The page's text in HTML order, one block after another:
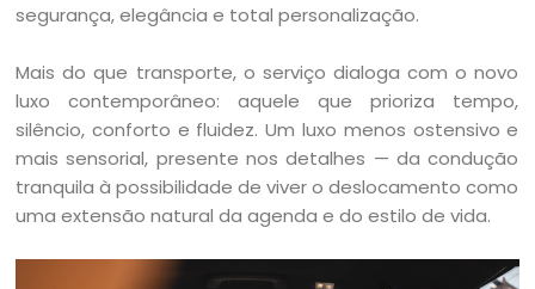
segurança, elegância e total personalização.
Mais do que transporte, o serviço dialoga com o novo
luxo contemporâneo: aquele que prioriza tempo,
silêncio, conforto e fluidez. Um luxo menos ostensivo e
mais sensorial, presente nos detalhes — da condução
tranquila à possibilidade de viver o deslocamento como
uma extensão natural da agenda e do estilo de vida.